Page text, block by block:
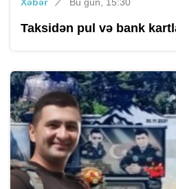
Xəbər Bu gün, 15:30
Taksidən pul və bank